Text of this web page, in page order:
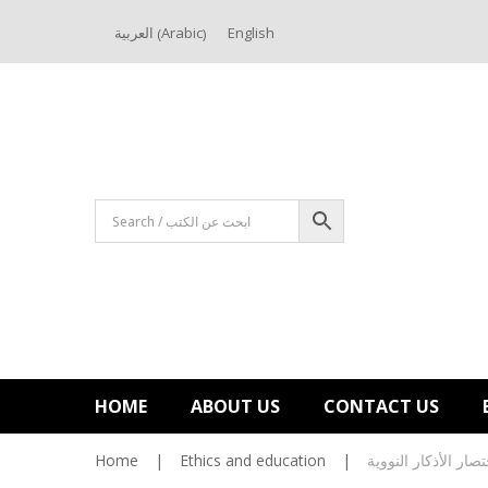
العربية (Arabic) English
HOME ABOUT US CONTACT US
Home | Ethics and education | الأذكار النووية